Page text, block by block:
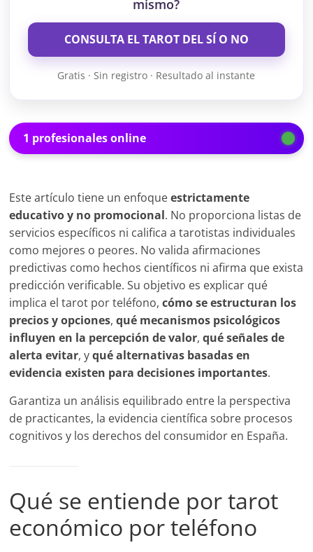
mismo?
CONSULTA EL TAROT DEL SÍ O NO
Gratis · Sin registro · Resultado al instante
1 profesionales online
Este artículo tiene un enfoqueestrictamente
educativo y no promocional. No proporciona listas de
servicios específicos ni califica a tarotistas individuales
como mejores o peores. No valida afirmaciones
predictivas como hechos científicos ni afirma que exista
predicción verificable. Su objetivo es explicar qué
implica el tarot por teléfono,cómo se estructuran los
precios y opciones,qué mecanismos psicológicos
influyen en la percepción de valor,qué señales de
alerta evitar, yqué alternativas basadas en
evidencia existen para decisiones importantes.
Garantiza un análisis equilibrado entre la perspectiva
de practicantes, la evidencia científica sobre procesos
cognitivos y los derechos del consumidor en España.
Qué se entiende por tarot
económico por teléfono